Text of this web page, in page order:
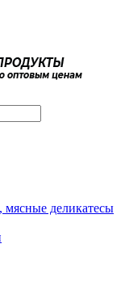
мясные деликатесы